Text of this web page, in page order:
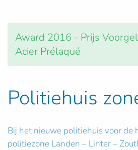
Award 2016 - Prijs
Acier Prélaqué
Politiehuis
Bij het nieuwe politiehuis voor de
politiezone Landen – Linter –